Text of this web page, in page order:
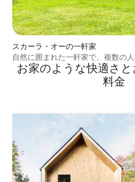
スカーラ・オーの一軒家
自然に囲まれた一軒家で、複数の
あります。
お家のような快⁠適⁠さ⁠
料⁠金